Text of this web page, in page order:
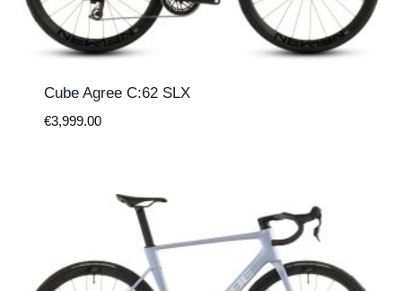
Cube Agree C:62 SLX
€3,999.00